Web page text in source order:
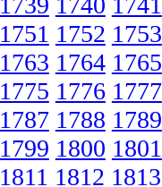
1751 1752 1753
1763 1764 1765
1775 1776 1777
1787 1788 1789
1799 1800 1801
1811 1812 1813